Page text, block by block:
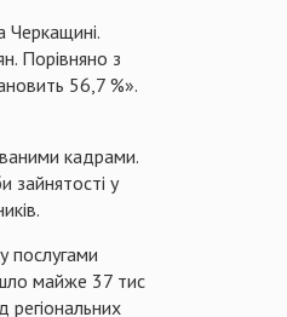
Черкащині.
Порівняно з
56,7 %».
кадрами.
зайнятості у
послугами
майже 37 тис
регіональних